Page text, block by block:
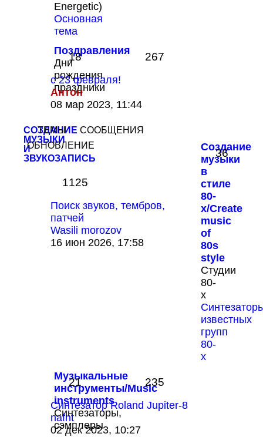
Energetic)
Основная
тема
Поздравления
Дни
рождения,
праздники
18 267
с 23 февраля!
Антон
Перейти
последнему
сообщению
08 мар 2023, 11:44
СОЗДАНИЕ
МУЗЫКИ
И
ЗВУКОЗАПИСЬ
ТЕМЫ
СООБЩЕНИЯ
ОБНОВЛЕНИЕ
Создание
музыки
в
стиле
80-
х/Create
music
of
80s
style
Студии
80-
х
известных
групп
80-
х
36
1125
Поиск звуков, тембров,
патчей
Wasili morozov
Перейти
16 июн 2026, 17:58
Музыкальные
инструменты/Music
instruments
Синтезаторы,
сэмплеры
21 235
Синтезатор Roland Jupiter-8
nafnt
Перейти
02 дек 2023, 10:27